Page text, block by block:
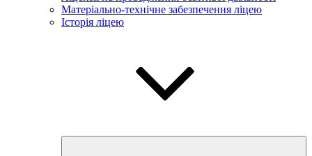
Матеріально-технічне забезпечення ліцею
Історія ліцею